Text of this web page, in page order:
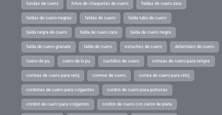
fundas de cuero fotos de chaquetas de cuero faldas de cuero zara
faldas de cuero negras faldas de cuero falda tubo de cuero
falda negra de cuero falda de cuero zara falda de cuero negra
falda de cuero granate falda de cuero estuches de cuero delantales de cuero
cuero de pu cuero de la pu cuchillos de cuero correas de cuero para relojes
correas de cuero para reloj correas de cuero correa de cuero para reloj
cordones de cuero para colgantes cordon de cuero para pulseras
cordon de cuero para colgantes cordon de cuero con cierre de plata